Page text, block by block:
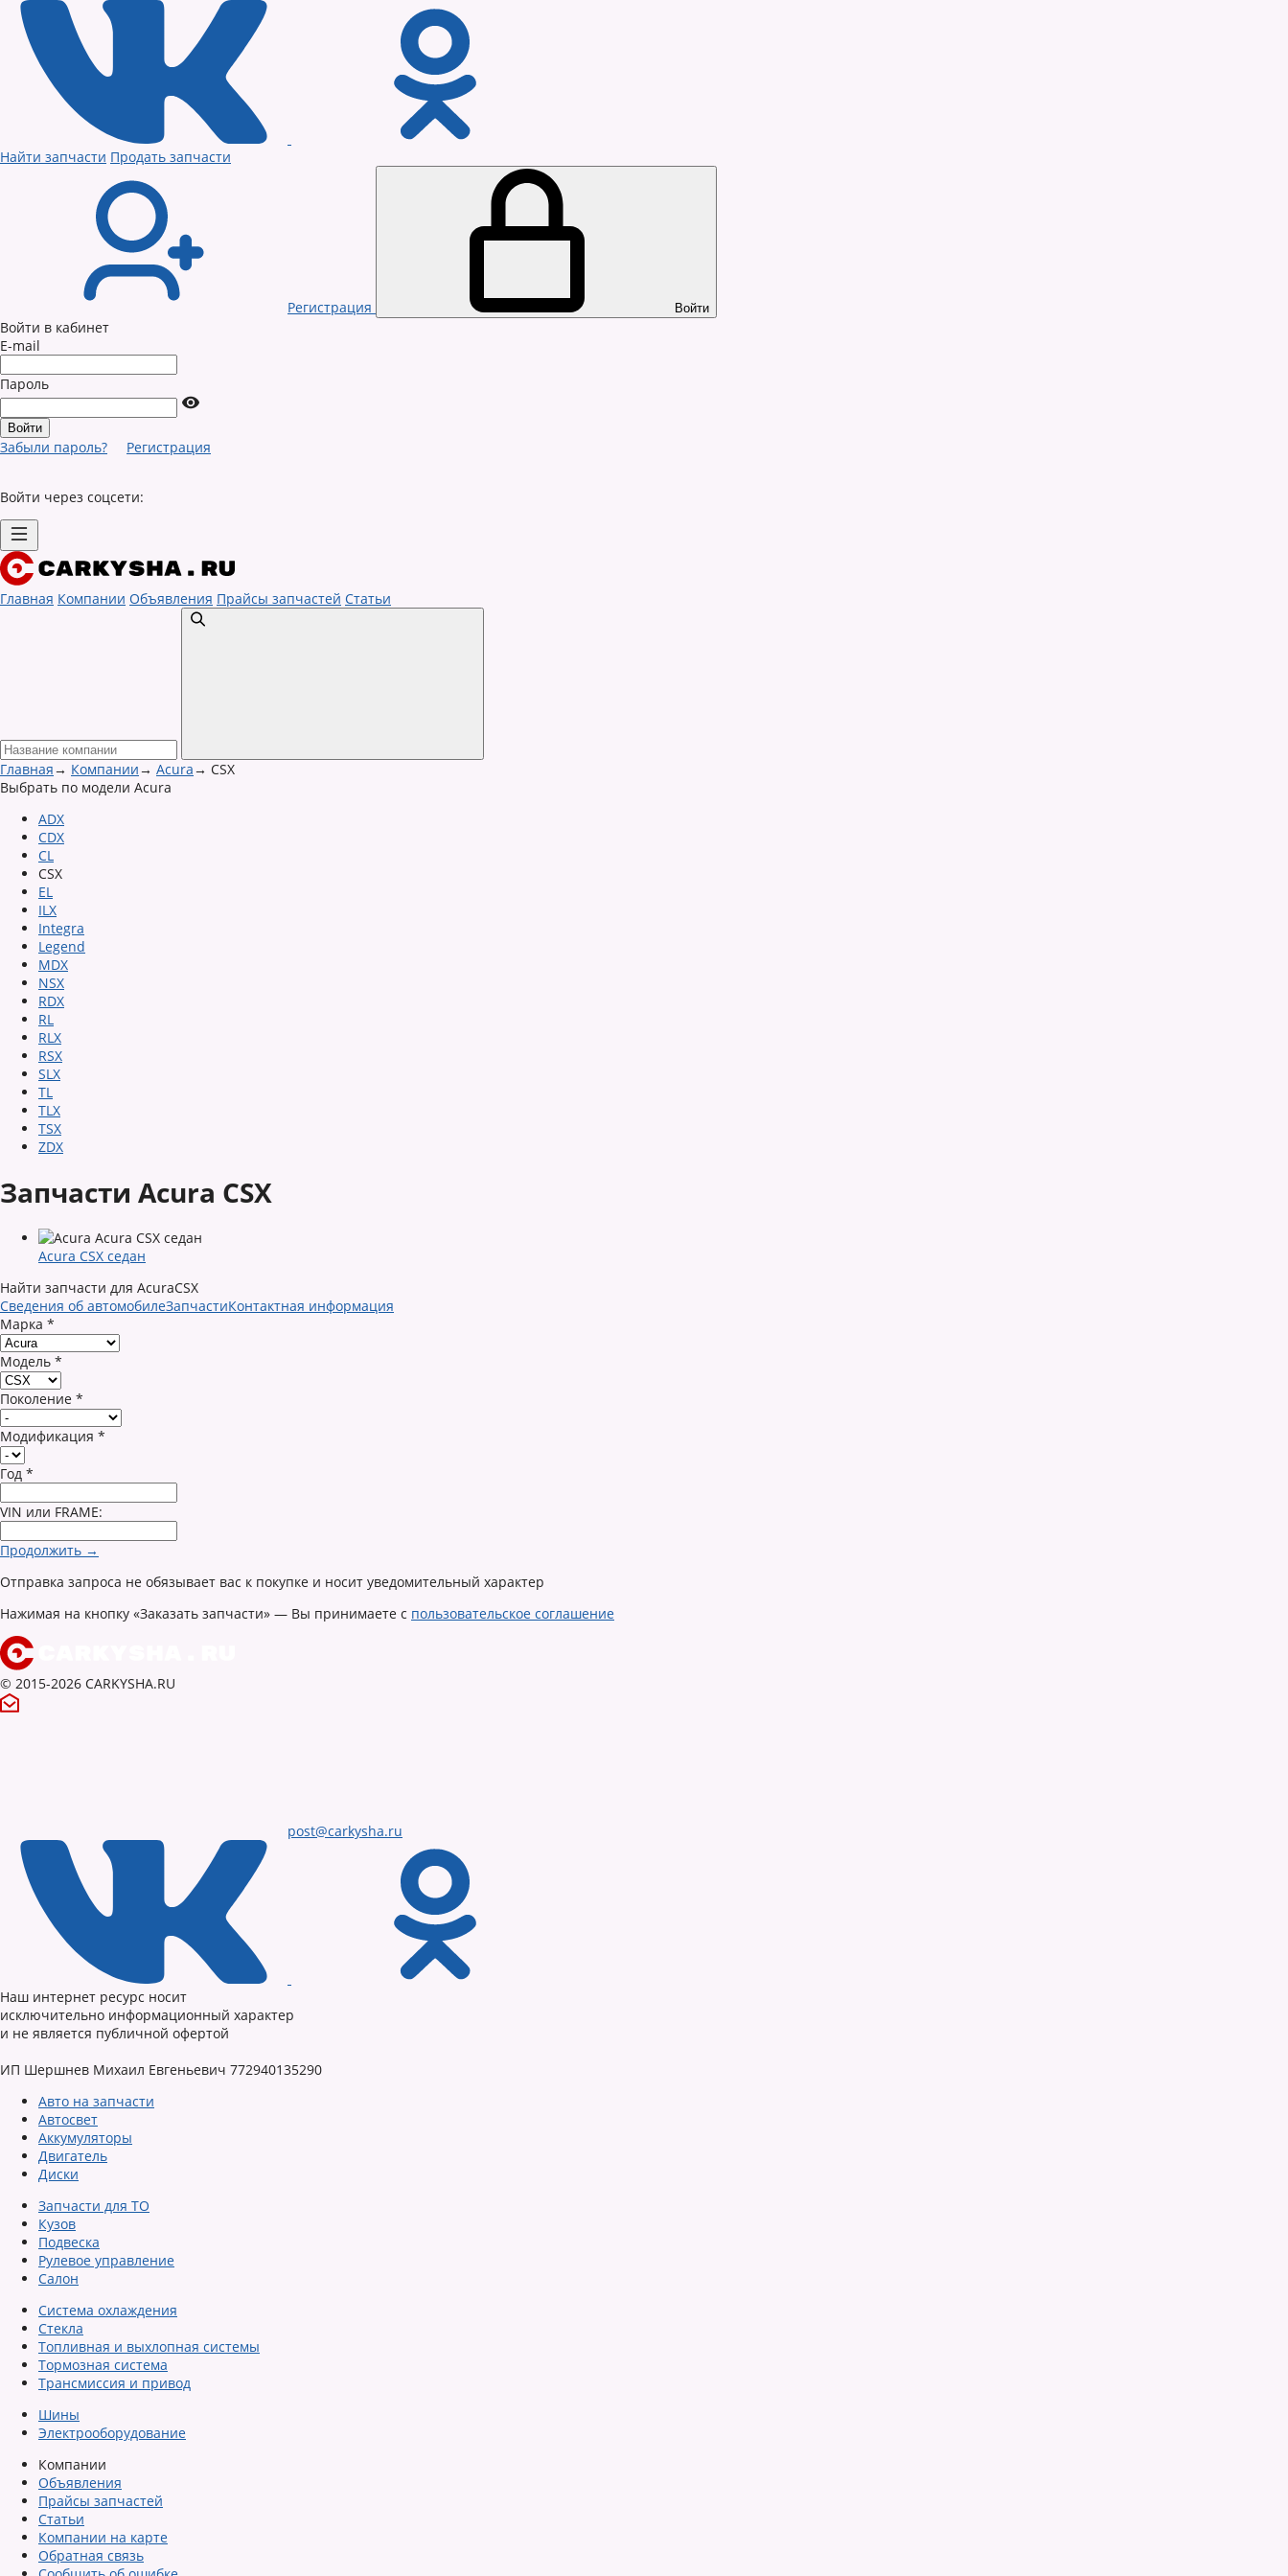
Найти запчасти Продать запчасти
Регистрация Войти
Войти в кабинет
E-mail
Пароль
Забыли пароль? Регистрация
Войти через соцсети:
Главная Компании Объявления Прайсы запчастей Статьи
Главная→ Компании→ Acura→ CSX
Выбрать по модели Acura
ADX
CDX
CL
CSX
EL
ILX
Integra
Legend
MDX
NSX
RDX
RL
RLX
RSX
SLX
TL
TLX
TSX
ZDX
Запчасти Acura CSX
Acura CSX седан
Найти запчасти для AcuraCSX
Сведения об автомобилеЗапчастиКонтактная информация
Марка *
Модель *
Поколение *
Модификация *
Год *
VIN или FRAME:
Продолжить →
Отправка запроса не обязывает вас к покупке и носит уведомительный характер
Нажимая на кнопку «Заказать запчасти» — Вы принимаете с пользовательское соглашение
© 2015-2026 CARKYSHA.RU
post@carkysha.ru
Наш интернет ресурс носит
исключительно информационный характер
и не является публичной офертой
ИП Шершнев Михаил Евгеньевич 772940135290
Авто на запчасти
Автосвет
Аккумуляторы
Двигатель
Диски
Запчасти для ТО
Кузов
Подвеска
Рулевое управление
Салон
Система охлаждения
Стекла
Топливная и выхлопная системы
Тормозная система
Трансмиссия и привод
Шины
Электрооборудование
Компании
Объявления
Прайсы запчастей
Статьи
Компании на карте
Обратная связь